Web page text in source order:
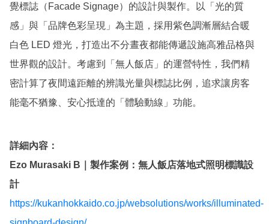
覺標誌（Facade Signage）的設計與製作。以「光的質
感」與「品牌色彩呈現」為主題，採用紫色調漸層結合暖
白色 LED 燈光，打造出不分晝夜都能傳遞設施高雅品格與
世界觀的設計。考慮到「無人飯店」的運營特性，我們精
密計算了夜間遠距離的辨識光量與標誌比例，追求讓房客
能毫不猶豫、安心抵達的「體驗動線」功能。
詳細內容：
Ezo Murasaki B｜製作案例：無人飯店落地式照明標識設
計
https://kukanhokkaido.co.jp/websolutions/works/illuminated-